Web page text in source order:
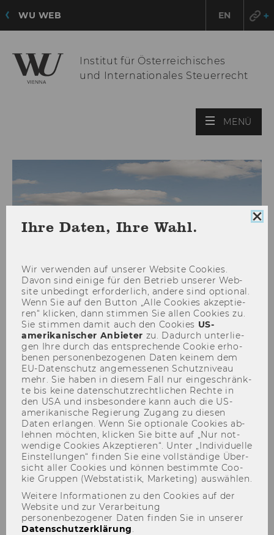
WU WEB EN
Institut für Österreichisches
und Internationales Steuerrecht
MENÜ
Seminar "Aktuelle
Entwicklungen des
Europäischen Steuerrechts" 14.
11. 2005
Ihre Daten, Ihre Wahl.
Wir ver­wen­den auf un­se­rer Web­site Coo­kies.
Davon sind ei­ni­ge für den Be­trieb un­se­rer Web­
site un­be­dingt er­for­der­lich, an­de­re sind op­tio­nal.
Wenn Sie auf den But­ton „Alle Coo­kies ak­zep­tie­
ren“ kli­cken, dann stim­men Sie allen Coo­kies zu.
Sie stim­men damit auch den Coo­kies US-​
amerikanischer An­bie­ter zu. Da­durch un­ter­lie­
gen Ihre durch das ent­spre­chen­de Coo­kie er­ho­
be­nen per­so­nen­be­zo­ge­nen Daten kei­nem dem
EU-​Datenschutz an­ge­mes­se­nen Schutz­ni­veau
mehr. Sie haben in die­sem Fall nur ein­ge­schränk­
te bis keine da­ten­schutz­recht­li­chen Rech­te in
den USA und ins­be­son­de­re kann auch die US-​
amerikanische Re­gie­rung Zu­gang zu die­sen
Daten er­lan­gen. Wenn Sie op­tio­na­le Coo­kies ab­
leh­nen möch­ten, kli­cken Sie bitte auf „Nur not­
wen­di­ge Coo­kies Ak­zep­tie­ren“. Unter „In­di­vi­du­el­le
Ein­stel­lun­gen“ fin­den Sie eine voll­stän­di­ge Über­
sicht aller Coo­kies und kön­nen be­stimm­te Coo­
kie Grup­pen (Web­sta­tis­tik, Mar­ke­ting) aus­wäh­len.
Weitere Informationen zu den Cookies auf der
Website und zur Verarbeitung
personenbezogener Daten finden Sie in unserer
Datenschutzerklärung.